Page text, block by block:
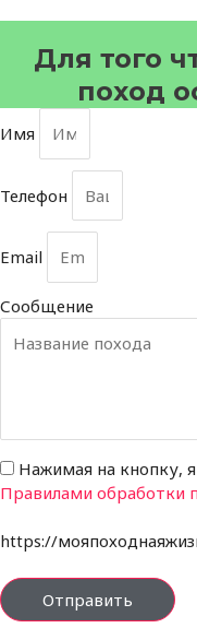
Для того
поход
Имя
Телефон
Email
Сообщение
Нажимая на кнопку,
Правилами обработки
https://
Отправить